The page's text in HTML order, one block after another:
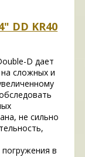
DD KR40
D дает
сложных и
не сильно
в